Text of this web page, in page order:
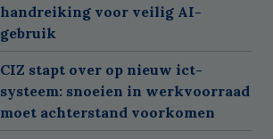
handreiking voor veilig AI-
gebruik
CIZ stapt over op nieuw ict-
systeem: snoeien in werkvoorraad
moet achterstand voorkomen